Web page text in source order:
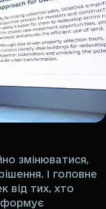
змінюватися,
І головне
від тих, хто